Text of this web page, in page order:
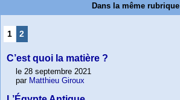
Dans la même rubrique
1 2
C’est quoi la matière ?
le 28 septembre 2021
par Matthieu Giroux